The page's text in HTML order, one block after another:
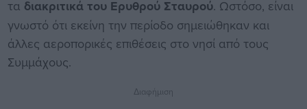
τα διακριτικά του Ερυθρού Σταυρού. Ωστόσο, είναι
γνωστό ότι εκείνη την περίοδο σημειώθηκαν και
άλλες αεροπορικές επιθέσεις στο νησί από τους
Συμμάχους.
Διαφήμιση